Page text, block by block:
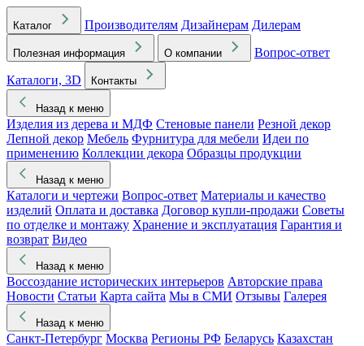
Каталог Производителям Дизайнерам Дилерам
Полезная информация О компании
Вопрос-ответ
Каталоги, 3D
Контакты
Назад к меню
Изделия из дерева и МДФ Стеновые панели Резной декор
Лепной декор Мебель Фурнитура для мебели Идеи по
применению Коллекции декора Образцы продукции
Назад к меню
Каталоги и чертежи Вопрос-ответ Материалы и качество
изделий Оплата и доставка Договор купли-продажи Советы
по отделке и монтажу Хранение и эксплуатация Гарантия и
возврат Видео
Назад к меню
Воссоздание исторических интерьеров Авторские права
Новости Статьи Карта сайта Мы в СМИ Отзывы Галерея
Назад к меню
Санкт-Петербург Москва Регионы РФ Беларусь Казахстан